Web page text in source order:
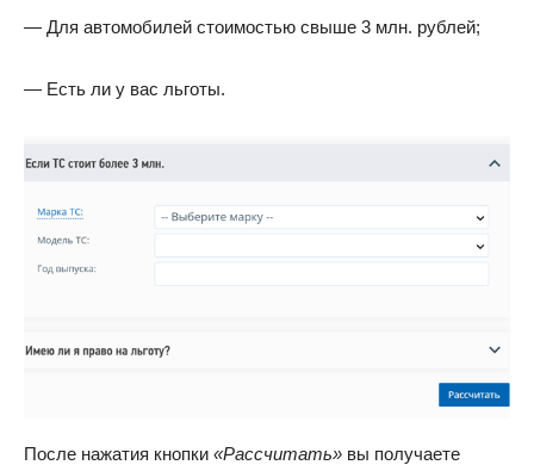
— Для автомобилей стоимостью свыше 3 млн. рублей;
— Есть ли у вас льготы.
После нажатия кнопки «Рассчитать» вы получаете